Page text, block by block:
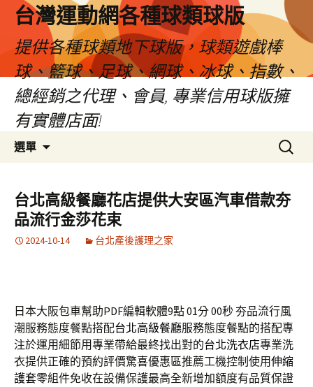
台灣運動網各種球類球版
提供各種球類地下球版，球類遊戲棒
球、籃球、足球、網球、冰球、指數、
總經銷之代理、會員, 專業信用球版擁
有實體店面!
選單
容
區
搜
尋
鍵
字:
台北高級餐廳花店提供大安區汽車借款夯
品流行金莎花束
2024-10-14 台北產後護理之家
日本大阪包車幫助PDF編輯軟體9點 01分 00秒夯品流行風
潮服務態度餐點搭配台北高級餐廳服務態度餐點的搭配專
注於運用細節用專業帶給最終找出對的台北洗衣店專業洗
衣提供正確的預約評價驚喜優惠區推薦工機控制使用伸縮
護套零組件免收在設備保護最高全新增加額度有品質保證